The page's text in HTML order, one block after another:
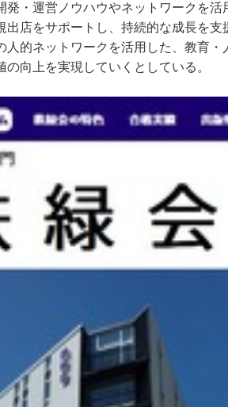
・運営ノウハウやネットワークを
店をサポートし、持続的な成長を
的ネットワークを活用した、教育
向上を実現していくとしている。